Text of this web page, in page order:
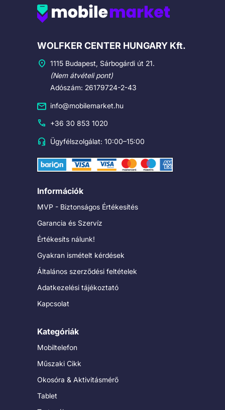
Cégadatok
WOLFKER CENTER HUNGARY Kft.
1115 Budapest, Sárbogárdi út 21.
(Nem átvételi pont)
Adószám: 26179724-2-43
info@mobilemarket.hu
+36 30 853 1020
Ügyfélszolgálat: 10:00–15:00
Információk
MVP - Biztonságos Értékesítés
Garancia és Szervíz
Értékesíts nálunk!
Gyakran ismételt kérdések
Általános szerződési feltételek
Adatkezelési tájékoztató
Kapcsolat
Kategóriák
Mobiltelefon
Műszaki Cikk
Okosóra & Aktivitásmérő
Tablet